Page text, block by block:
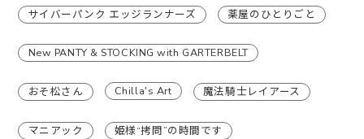
サイバーパンク エッジランナーズ 薬屋のひとりごと
New PANTY & STOCKING with GARTERBELT
おそ松さん Chilla's Art 魔法騎士レイアース
マニアック 姫様“拷問”の時間です